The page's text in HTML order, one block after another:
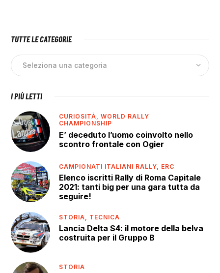
TUTTE LE CATEGORIE
I PIÙ LETTI
CURIOSITÀ,WORLD RALLY
CHAMPIONSHIP
E’ deceduto l’uomo coinvolto nello
scontro frontale con Ogier
CAMPIONATI ITALIANI RALLY, ERC
Elenco iscritti Rally di Roma Capitale
2021: tanti big per una gara tutta da
seguire!
STORIA, TECNICA
Lancia Delta S4: il motore della belva
costruita per il Gruppo B
STORIA